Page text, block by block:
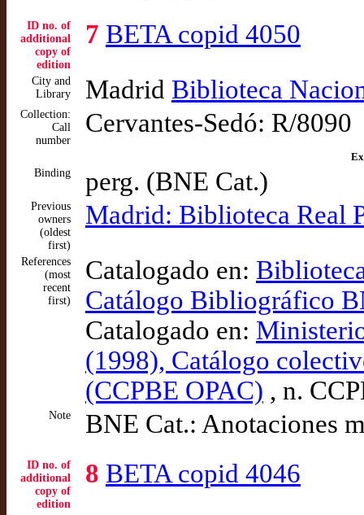
ID no. of
additional
copy of
edition
7 BETA copid 4050
City and
Library
Madrid Biblioteca
Collection:
Call
number
Cervantes-Sedó: R/8090
Binding
perg. (BNE Cat.)
Previous
owners
(oldest
first)
Madrid: Biblioteca Real
References
(most
recent
first)
Catalogado en:
Catálogo Bibliográfico
Catalogado en:
(1998), Catálogo
(CCPBE OPAC) , n.
Note BNE Cat.: Anotaciones
ID no. of
additional
copy of
edition
8 BETA copid 4046